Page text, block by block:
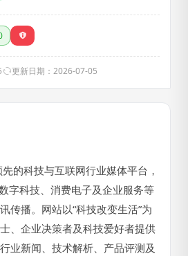
更新日期：2026-07-05
的科技与互联网行业媒体平台，
字科技、消费电子及企业服务等
传播。网站以“科技改变生活”为
、企业决策者及科技爱好者提供
业新闻、技术解析、产品评测及